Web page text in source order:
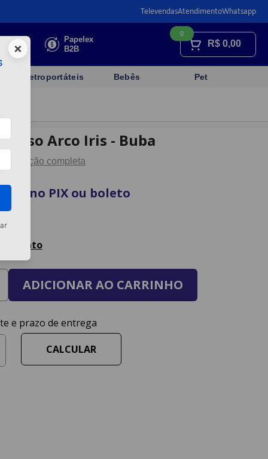
TelevendasAtendimentoWhatsapp
Faça sua
cotação
Papelex
B2B
R$ 0,00
0
Eletroportáteis Bebês Pet
Arco Iris - Buba
Descrição completa
vista no PIX ou boleto
ADICIONAR AO CARRINHO
×